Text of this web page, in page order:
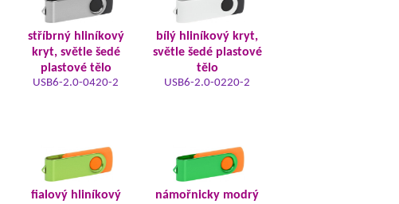
stříbrný hliníkový
kryt, světle šedé
plastové tělo
USB6-2.0-0420-2
bílý hliníkový kryt,
světle šedé plastové
tělo
USB6-2.0-0220-2
fialový hliníkový
námořnicky modrý